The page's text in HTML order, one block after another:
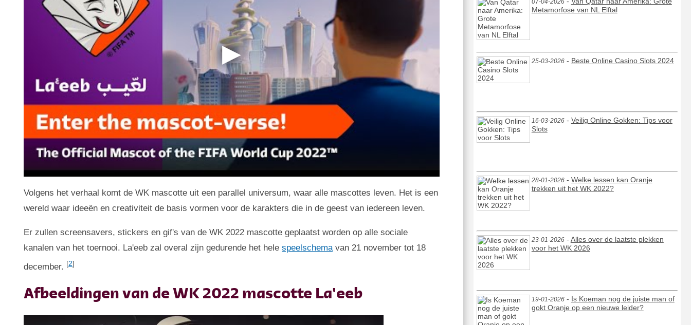
Volgens het verhaal komt de WK mascotte uit een parallel universum, waar alle mascottes leven. Het is een
wereld waar ideeën en creativiteit de basis vormen voor de karakters die in de geest van iedereen leven.
Er zullen screensavers, stickers en gif's van de WK 2022 mascotte geplaatst worden op alle sociale
kanalen van het toernooi. La'eeb zal overal zijn gedurende het helespeelschemavan 21 november tot 18
december. [2]
Afbeeldingen van de WK 2022 mascotte La'eeb
Metamorfose van NL Elftal
25-03-2026- Beste Online Casino Slots 2024
16-03-2026- Veilig Online Gokken: Tips voor
Slots
28-01-2026- Welke lessen kan Oranje
trekken uit het WK 2022?
23-01-2026- Alles over de laatste plekken
voor het WK 2026
19-01-2026- Is Koeman nog de juiste man of
gokt Oranje op een nieuwe leider?